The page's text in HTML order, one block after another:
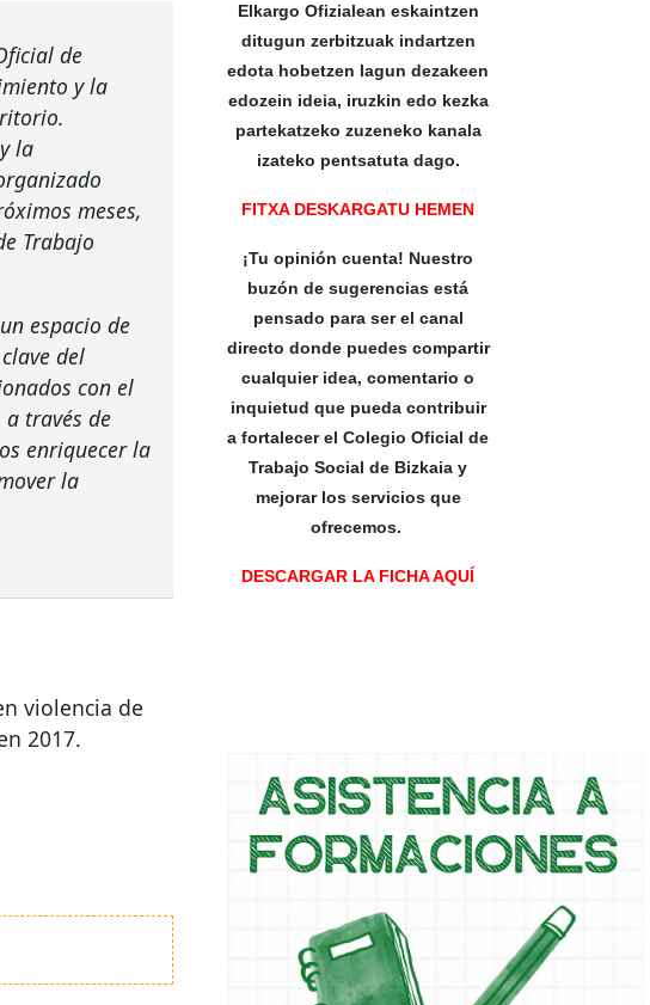
de
y la
la
meses,
Trabajo
espacio de
del
con el
a través de
enriquecer la
la
violencia de
2017.
Elkargo Ofizialean eskaintzen
ditugun zerbitzuak indartzen
edota hobetzen lagun dezakeen
edozein ideia, iruzkin edo kezka
partekatzeko zuzeneko kanala
izateko pentsatuta dago.
FITXA DESKARGATU HEMEN
¡Tu opinión cuenta! Nuestro
buzón de sugerencias está
pensado para ser el canal
directo donde puedes compartir
cualquier idea, comentario o
inquietud que pueda contribuir
a fortalecer el Colegio Oficial de
Trabajo Social de Bizkaia y
mejorar los servicios que
ofrecemos.
DESCARGAR LA FICHA AQUÍ